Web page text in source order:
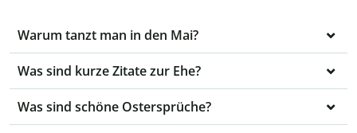
Warum tanzt man in den Mai?
Was sind kurze Zitate zur Ehe?
Was sind schöne Ostersprüche?